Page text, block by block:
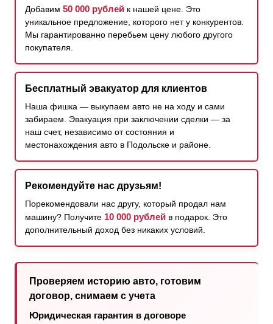
Добавим 50 000 рублей к нашей цене. Это
уникальное предложение, которого нет у конкурентов.
Мы гарантированно перебьем цену любого другого
покупателя.
Бесплатный эвакуатор для клиентов
Наша фишка — выкупаем авто не на ходу и сами
забираем. Эвакуация при заключении сделки — за
наш счет, независимо от состояния и
местонахождения авто в Подольске и районе.
Рекомендуйте нас друзьям!
Порекомендовали нас другу, который продал нам
машину? Получите 10 000 рублей в подарок. Это
дополнительный доход без никаких условий.
Проверяем историю авто, готовим
договор, снимаем с учета
Юридическая гарантия в договоре